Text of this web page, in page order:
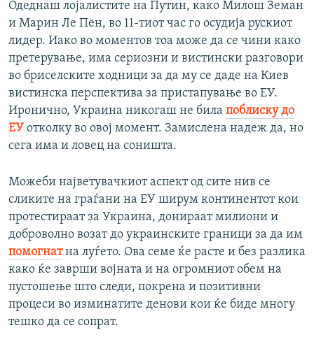
Одеднаш лојалистите на Путин, како Милош Земан
и Марин Ле Пен, во 11-тиот час го осудија рускиот
лидер. Иако во моментов тоа може да се чини како
претерување, има сериозни и вистински разговори
во бриселските ходници за да му се даде на Киев
вистинска перспектива за пристапување во ЕУ.
Иронично, Украина никогаш не била поблиску до
ЕУ отколку во овој момент. Замислена надеж да, но
сега има и ловец на соништа.
Можеби најветувачкиот аспект од сите нив се
сликите на граѓани на ЕУ ширум континентот кои
протестираат за Украина, донираат милиони и
доброволно возат до украинските граници за да им
помогнатна луѓето. Ова семе ќе расте и без разлика
како ќе заврши војната и на огромниот обем на
пустошење што следи, покрена и позитивни
процеси во изминатите денови кои ќе биде многу
тешко да се сопрат.